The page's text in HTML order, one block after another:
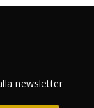
newsletter